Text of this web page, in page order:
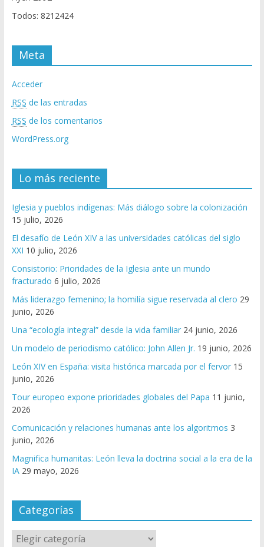
Todos: 8212424
Meta
Acceder
RSS de las entradas
RSS de los comentarios
WordPress.org
Lo más reciente
Iglesia y pueblos indígenas: Más diálogo sobre la colonización
15 julio, 2026
El desafío de León XIV a las universidades católicas del siglo
XXI 10 julio, 2026
Consistorio: Prioridades de la Iglesia ante un mundo
fracturado 6 julio, 2026
Más liderazgo femenino; la homilía sigue reservada al clero 29
junio, 2026
Una “ecología integral” desde la vida familiar 24 junio, 2026
Un modelo de periodismo católico: John Allen Jr. 19 junio, 2026
León XIV en España: visita histórica marcada por el fervor 15
junio, 2026
Tour europeo expone prioridades globales del Papa 11 junio,
2026
Comunicación y relaciones humanas ante los algoritmos 3
junio, 2026
Magnifica humanitas: León lleva la doctrina social a la era de la
IA 29 mayo, 2026
Categorías